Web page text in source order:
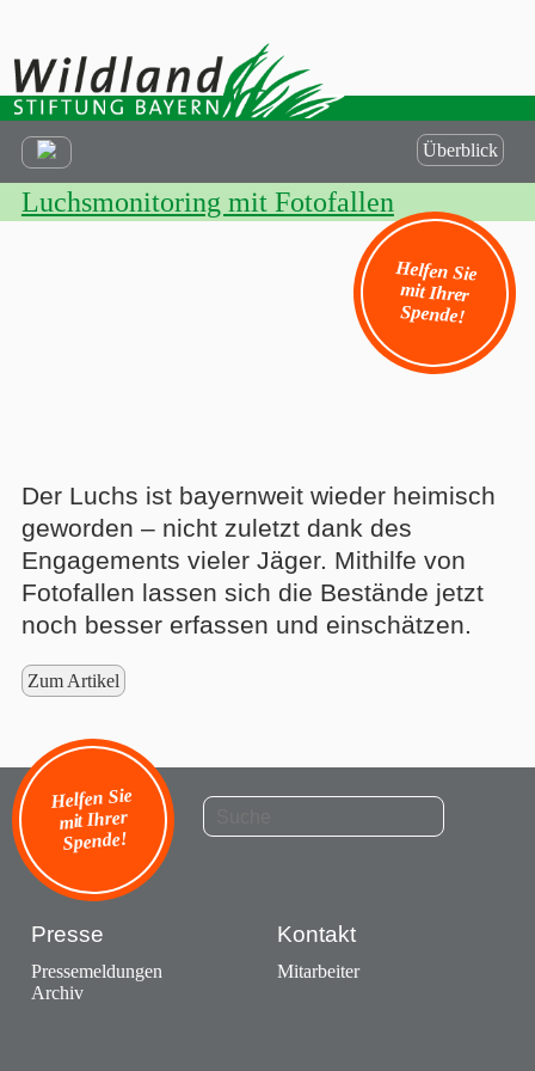
Helfen Sie
mit Ihrer
Spende!
Überblick
Luchsmonitoring mit Fotofallen
Der Luchs ist bayernweit wieder heimisch
geworden – nicht zuletzt dank des
Engagements vieler Jäger. Mithilfe von
Fotofallen lassen sich die Bestände jetzt
noch besser erfassen und einschätzen.
Zum Artikel
Helfen Sie
mit Ihrer
Spende!
Presse
Pressemeldungen
Archiv
Kontakt
Mitarbeiter